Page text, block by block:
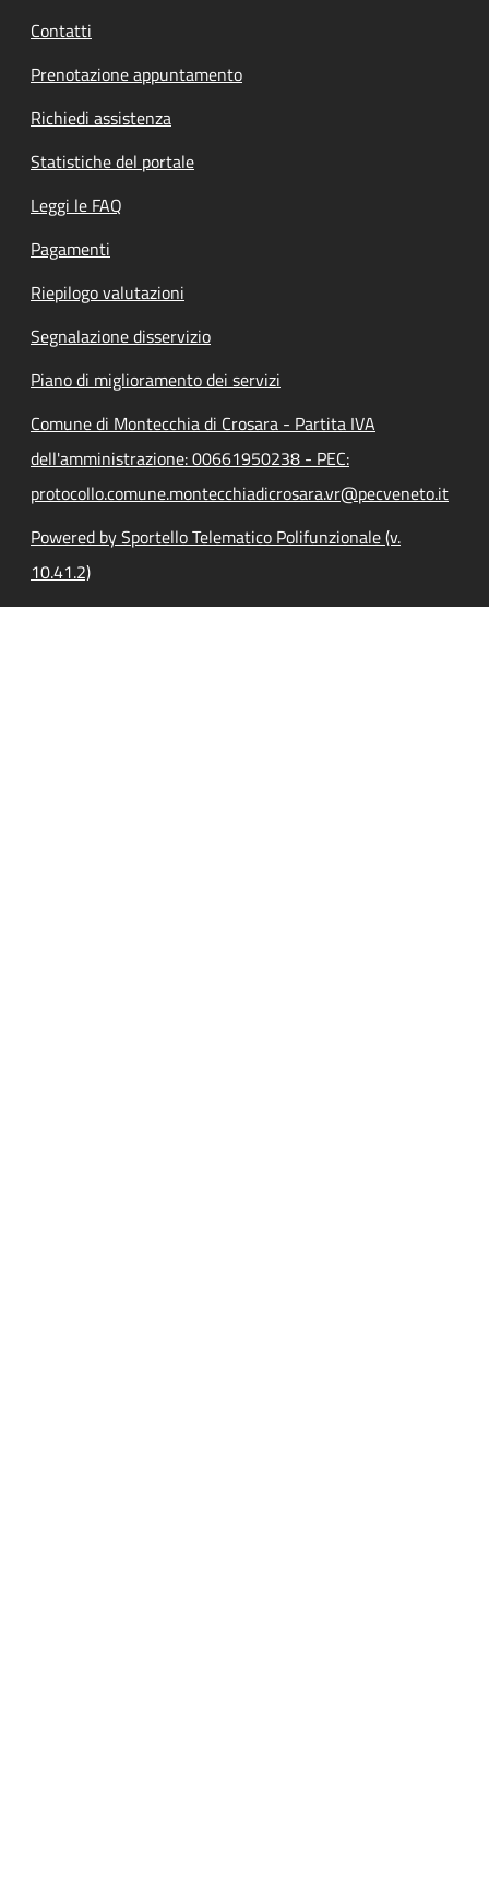
Contatti
Prenotazione appuntamento
Richiedi assistenza
Statistiche del portale
Leggi le FAQ
Pagamenti
Riepilogo valutazioni
Segnalazione disservizio
Piano di miglioramento dei servizi
Comune di Montecchia di Crosara - Partita IVA
dell'amministrazione: 00661950238 - PEC:
protocollo.comune.montecchiadicrosara.vr@pecveneto.it
Powered by Sportello Telematico Polifunzionale (v.
10.41.2)